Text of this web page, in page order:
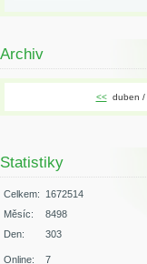
Archiv
<< duben /
Statistiky
Online: 7
Celkem:
1672514
Měsíc:
8498
Den:
303